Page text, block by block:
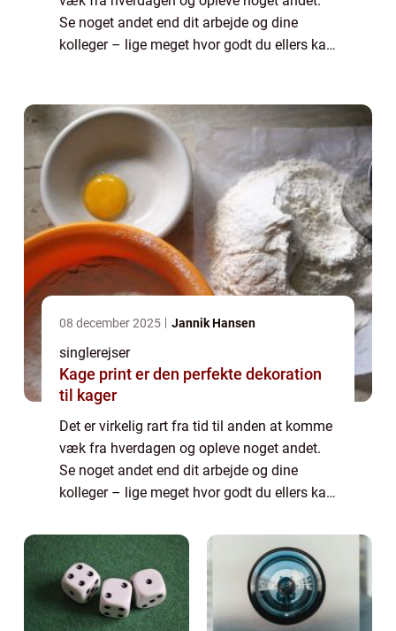
Se noget andet end dit arbejde og dine
kolleger – lige meget hvor godt du ellers kan
08 december 2025 Jannik Hansen
singlerejser
Kage print er den perfekte dekoration
til kager
Det er virkelig rart fra tid til anden at komme
væk fra hverdagen og opleve noget andet.
Se noget andet end dit arbejde og dine
kolleger – lige meget hvor godt du ellers kan
Men n&ari...